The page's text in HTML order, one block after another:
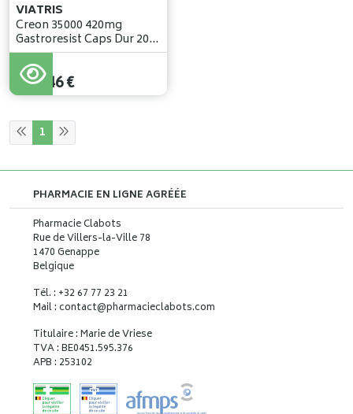
VIATRIS
Creon 35000 420mg
Gastroresist Caps Dur 200
Hdpe
114, 46€
1
PHARMACIE EN LIGNE AGRÉÉE
Pharmacie Clabots
Rue de Villers-la-Ville 78
1470 Genappe
Belgique
Tél. : +32 67 77 23 21
Mail : contact@pharmacieclabots.com
Titulaire : Marie de Vriese
TVA : BE0451.595.376
APB : 253102